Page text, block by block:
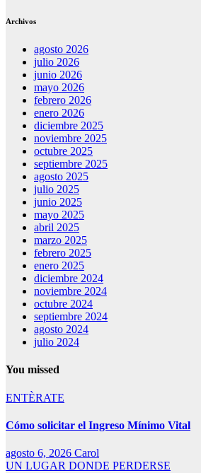
Archivos
agosto 2026
julio 2026
junio 2026
mayo 2026
febrero 2026
enero 2026
diciembre 2025
noviembre 2025
octubre 2025
septiembre 2025
agosto 2025
julio 2025
junio 2025
mayo 2025
abril 2025
marzo 2025
febrero 2025
enero 2025
diciembre 2024
noviembre 2024
octubre 2024
septiembre 2024
agosto 2024
julio 2024
You missed
ENTÈRATE
Cómo solicitar el Ingreso Mínimo Vital
agosto 6, 2026 Carol
UN LUGAR DONDE PERDERSE